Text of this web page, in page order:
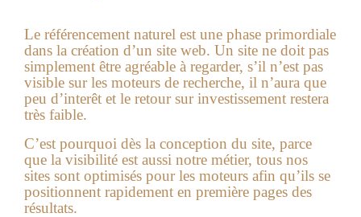
Le référencement naturel est une phase primordiale
dans la création d’un site web. Un site ne doit pas
simplement être agréable à regarder, s’il n’est pas
visible sur les moteurs de recherche, il n’aura que
peu d’interêt et le retour sur investissement restera
très faible.
C’est pourquoi dès la conception du site, parce
que la visibilité est aussi notre métier, tous nos
sites sont optimisés pour les moteurs afin qu’ils se
positionnent rapidement en première pages des
résultats.